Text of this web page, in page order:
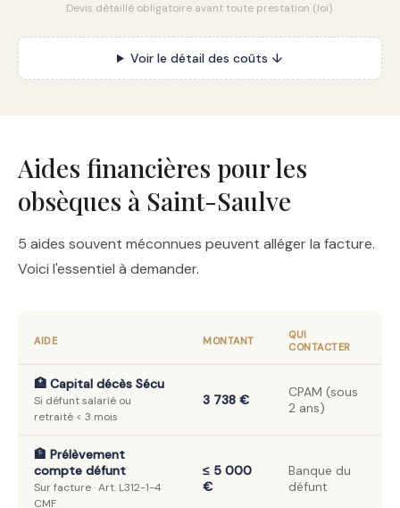
Devis détaillé obligatoire avant toute prestation (loi).
Voir le détail des coûts ↓
Aides financières pour les
obsèques à Saint-Saulve
5 aides souvent méconnues peuvent alléger la facture.
Voici l'essentiel à demander.
AIDE MONTANT
QUI
CONTACTER
🏥 Capital décès Sécu
Si défunt salarié ou
retraité < 3 mois
3 738 €
CPAM (sous
2 ans)
🏦 Prélèvement
compte défunt
Sur facture · Art. L312-1-4
CMF
≤ 5 000
€
Banque du
défunt